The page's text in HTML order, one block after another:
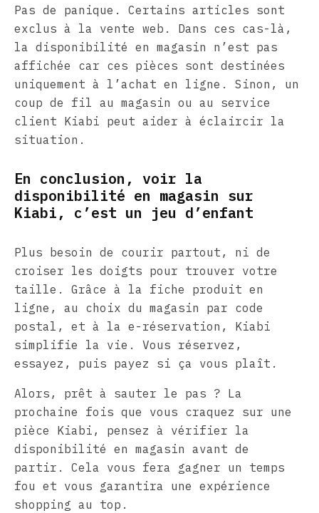
Pas de panique. Certains articles sont
exclus à la vente web. Dans ces cas-là,
la disponibilité en magasin n’est pas
affichée car ces pièces sont destinées
uniquement à l’achat en ligne. Sinon, un
coup de fil au magasin ou au service
client Kiabi peut aider à éclaircir la
situation.
En conclusion, voir la
disponibilité en magasin sur
Kiabi, c’est un jeu d’enfant
Plus besoin de courir partout, ni de
croiser les doigts pour trouver votre
taille. Grâce à la fiche produit en
ligne, au choix du magasin par code
postal, et à la e-réservation, Kiabi
simplifie la vie. Vous réservez,
essayez, puis payez si ça vous plaît.
Alors, prêt à sauter le pas ? La
prochaine fois que vous craquez sur une
pièce Kiabi, pensez à vérifier la
disponibilité en magasin avant de
partir. Cela vous fera gagner un temps
fou et vous garantira une expérience
shopping au top.